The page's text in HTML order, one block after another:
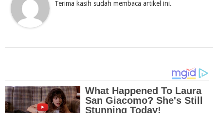
Terima kasih sudah membaca artikel ini.